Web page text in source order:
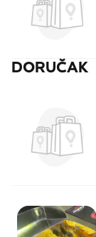
DORUČAK